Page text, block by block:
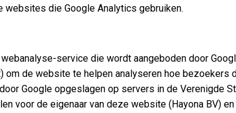
die Google Analytics gebruiken.
service die wordt aangeboden door
de website te helpen analyseren hoe
Google opgeslagen op servers in de
voor de eigenaar van deze website (Hayona BV)